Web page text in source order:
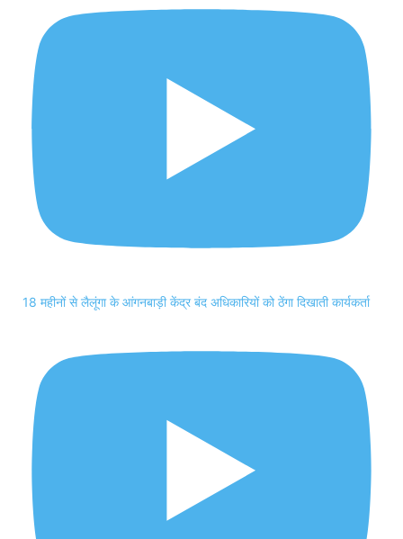
18 महीनों से लैलूंगा के आंगनबाड़ी केंद्र बंद अधिकारियों को ठेंगा दिखाती कार्यकर्ता